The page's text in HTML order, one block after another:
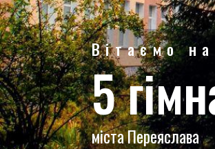
Вітаємо
5
міста Переяслава